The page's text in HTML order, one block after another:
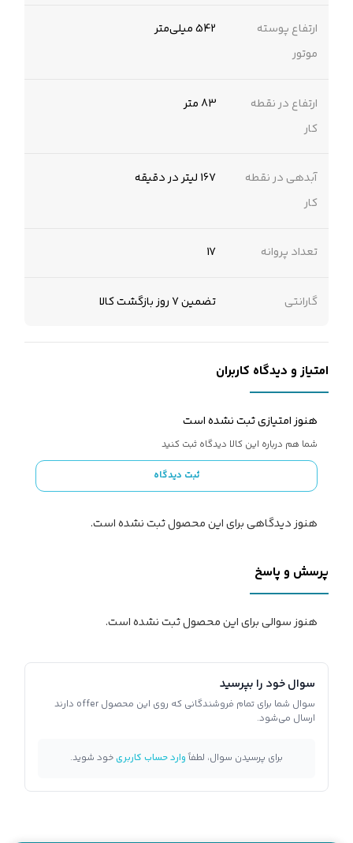
ارتفاع پوسته
موتور
542 میلی‌متر
ارتفاع در نقطه
کار
83 متر
آبدهی در نقطه
کار
167 لیتر در دقیقه
تعداد پروانه 17
گارانتی تضمین 7 روز بازگشت کالا
امتیاز و دیدگاه کاربران
هنوز امتیازی ثبت نشده است
شما هم درباره این کالا دیدگاه ثبت کنید
ثبت دیدگاه
هنوز دیدگاهی برای این محصول ثبت نشده است.
پرسش و پاسخ
هنوز سوالی برای این محصول ثبت نشده است.
سوال خود را بپرسید
سوال شما برای تمام فروشندگانی که روی این محصول offer دارند
ارسال می‌شود.
برای پرسیدن سوال، لطفاًوارد حساب کاربریخود شوید.